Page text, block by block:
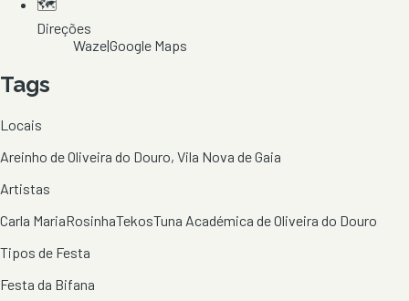
🗺️
Direções
Waze|Google Maps
Tags
Locais
Areinho de Oliveira do Douro, Vila Nova de Gaia
Artistas
Carla MariaRosinhaTekosTuna Académica de Oliveira do Douro
Tipos de Festa
Festa da Bifana